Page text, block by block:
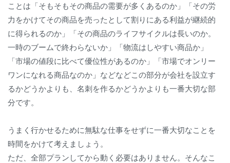
ことは「そもそもその商品の需要が多くあるのか」「その労
力をかけてその商品を売ったとして割りにある利益が継続的
に得られるのか」「その商品のライフサイクルは長いのか。
一時のブームで終わらないか」「物流はしやすい商品か」
「市場の値段に比べて優位性があるのか」「市場でオンリー
ワンになれる商品なのか」などなどこの部分が会社を設立す
るかどうかよりも、名刺を作るかどうかよりも一番大切な部
分です。
うまく行かせるために無駄な仕事をせずに一番大切なことを
時間をかけて考えましょう。
ただ、全部プランしてから動く必要はありません。そんなこ